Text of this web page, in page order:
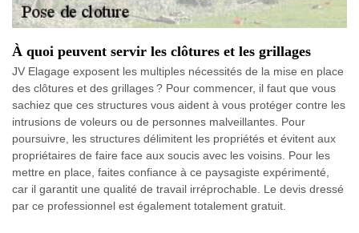
À quoi peuvent servir les clôtures et les grillages
JV Elagage exposent les multiples nécessités de la mise en place
des clôtures et des grillages ? Pour commencer, il faut que vous
sachiez que ces structures vous aident à vous protéger contre les
intrusions de voleurs ou de personnes malveillantes. Pour
poursuivre, les structures délimitent les propriétés et évitent aux
propriétaires de faire face aux soucis avec les voisins. Pour les
mettre en place, faites confiance à ce paysagiste expérimenté,
car il garantit une qualité de travail irréprochable. Le devis dressé
par ce professionnel est également totalement gratuit.